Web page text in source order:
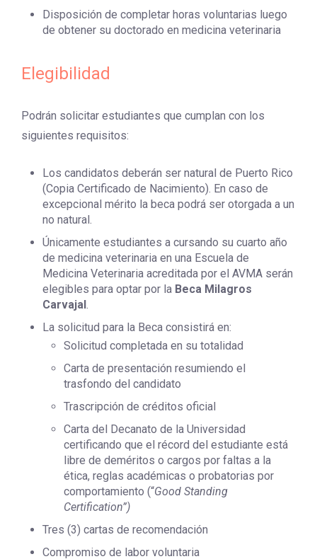
Disposición de completar horas voluntarias luego
de obtener su doctorado en medicina veterinaria
Elegibilidad
Podrán solicitar estudiantes que cumplan con los
siguientes requisitos:
Los candidatos deberán ser natural de Puerto Rico
(Copia Certificado de Nacimiento). En caso de
excepcional mérito la beca podrá ser otorgada a un
no natural.
Únicamente estudiantes a cursando su cuarto año
de medicina veterinaria en una Escuela de
Medicina Veterinaria acreditada por el AVMA serán
elegibles para optar por la Beca Milagros
Carvajal.
La solicitud para la Beca consistirá en:
Solicitud completada en su totalidad
Carta de presentación resumiendo el
trasfondo del candidato
Trascripción de créditos oficial
Carta del Decanato de la Universidad
certificando que el récord del estudiante está
libre de deméritos o cargos por faltas a la
ética, reglas académicas o probatorias por
comportamiento (“Good Standing
Certification”)
Tres (3) cartas de recomendación
Compromiso de labor voluntaria